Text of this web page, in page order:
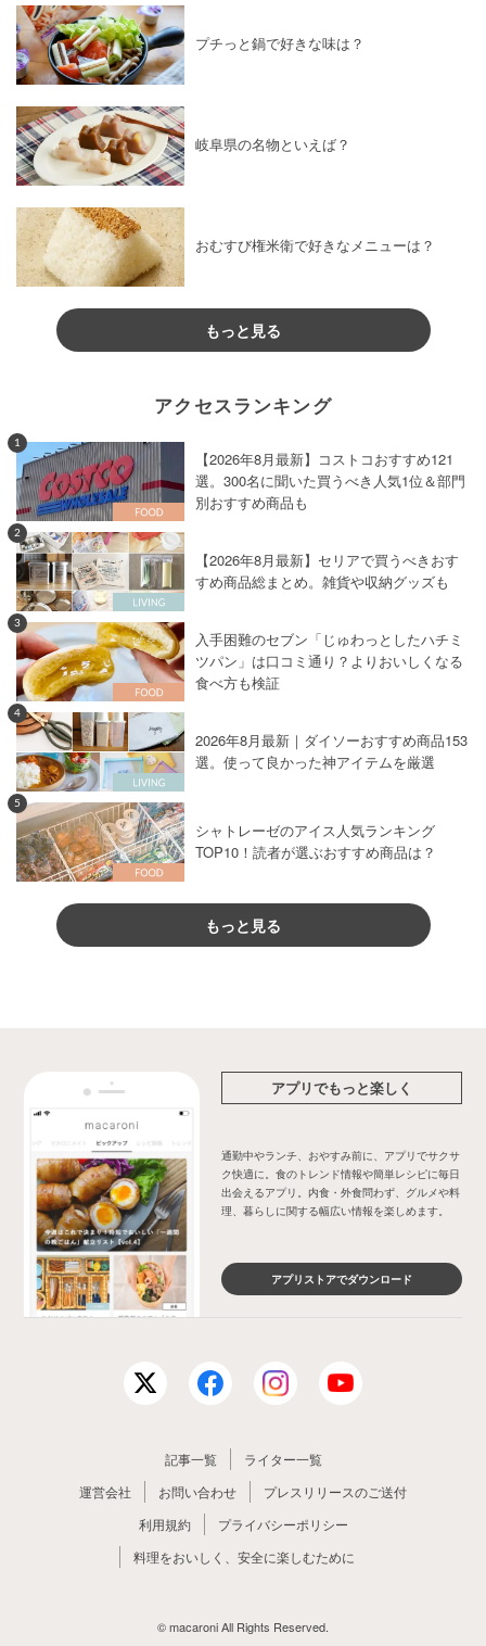
プチっと鍋で好きな味は？
岐阜県の名物といえば？
おむすび権米衛で好きなメニューは？
もっと見る
アクセスランキング
1
【2026年8月最新】コストコおすすめ121
選。300名に聞いた買うべき人気1位＆部門
別おすすめ商品も
2
【2026年8月最新】セリアで買うべきおす
すめ商品総まとめ。雑貨や収納グッズも
3
入手困難のセブン「じゅわっとしたハチミ
ツパン」は口コミ通り？よりおいしくなる
食べ方も検証
4
2026年8月最新｜ダイソーおすすめ商品153
選。使って良かった神アイテムを厳選
5
シャトレーゼのアイス人気ランキング
TOP10！読者が選ぶおすすめ商品は？
もっと見る
アプリでもっと楽しく
通勤中やランチ、おやすみ前に、アプリでサクサ
ク快適に。食のトレンド情報や簡単レシピに毎日
出会えるアプリ。内食・外食問わず、グルメや料
理、暮らしに関する幅広い情報を楽しめます。
アプリストアでダウンロード
記事一覧
ライター一覧
運営会社
お問い合わせ
プレスリリースのご送付
利用規約
プライバシーポリシー
料理をおいしく、安全に楽しむために
© macaroni All Rights Reserved.